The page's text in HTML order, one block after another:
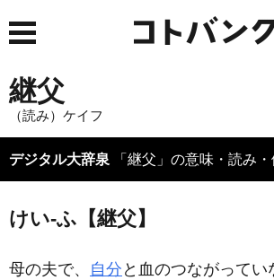
継父
（読み）ケイフ
デジタル大辞泉 「継父」の意味・読み
けい‐ふ【継父】
母の夫で、 自分 と血のつながってい